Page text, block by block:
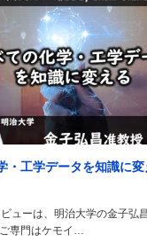
・工学データを知識に変
ューは、明治大学の金子弘
専門はケモイ…